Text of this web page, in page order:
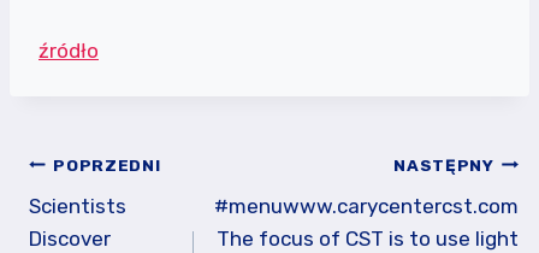
źródło
Nawigacja
wpisu
POPRZEDNI
Scientists
Discover
NASTĘPNY
#menuwww.carycentercst.com
The focus of CST is to use light